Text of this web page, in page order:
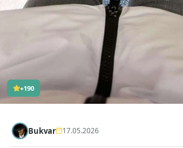
+190
Bukvar 17.05.2026